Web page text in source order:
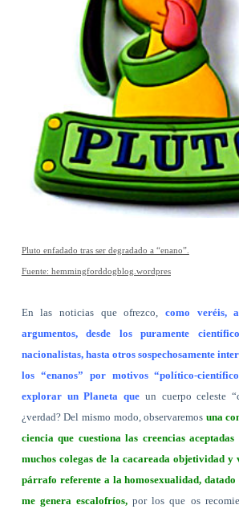
Pluto enfadado tras ser degradado a “enano”.
Fuente: hemmingforddogblog.wordpres
En las noticias que ofrezco, como veréis,
argumentos, desde los puramente
nacionalistas, hasta otros sospechosamente
los “enanos” por motivos “político-
explorar un Planeta que un cuerpo celeste
¿verdad? Del mismo modo, observaremos una
ciencia que cuestiona las creencias
muchos colegas de la cacareada objetividad y
párrafo referente a la homosexualidad, datado
me genera escalofríos, por los que os